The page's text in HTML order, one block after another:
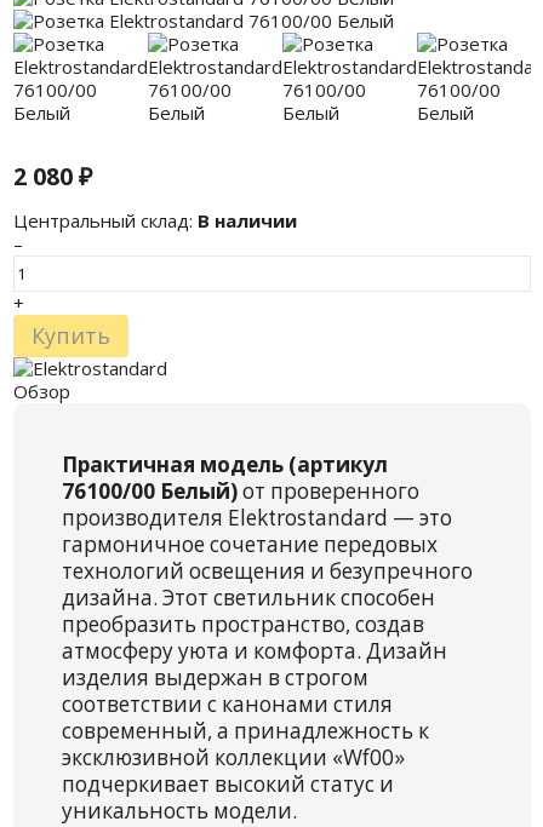
2 080₽
Центральный склад: В наличии
–
+
Купить
Обзор
Практичная модель (артикул
76100/00 Белый)от проверенного
производителя Elektrostandard — это
гармоничное сочетание передовых
технологий освещения и безупречного
дизайна. Этот светильник способен
преобразить пространство, создав
атмосферу уюта и комфорта. Дизайн
изделия выдержан в строгом
соответствии с канонами стиля
современный, а принадлежность к
эксклюзивной коллекции «Wf00»
подчеркивает высокий статус и
уникальность модели.